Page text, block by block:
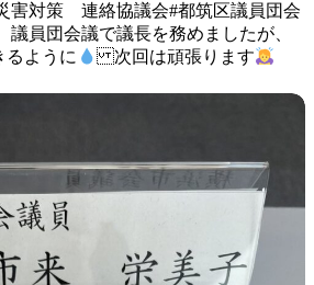
災害対策 連絡協議会 #都筑区議員団会
議員団会議で 議長を務めましたが、
るように
次回は頑張ります